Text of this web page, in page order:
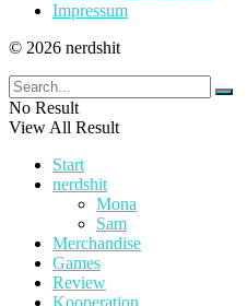
Impressum
© 2026 nerdshit
No Result
View All Result
Start
nerdshit
Mona
Sam
Merchandise
Games
Review
Kooperation